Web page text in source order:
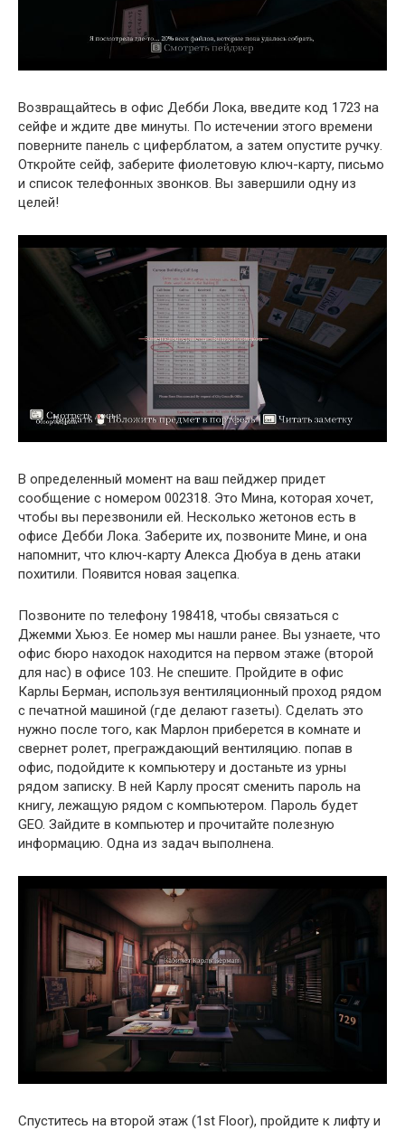
Возвращайтесь в офис Дебби Лока, введите код 1723 на
сейфе и ждите две минуты. По истечении этого времени
поверните панель с циферблатом, а затем опустите ручку.
Откройте сейф, заберите фиолетовую ключ-карту, письмо
и список телефонных звонков. Вы завершили одну из
целей!
В определенный момент на ваш пейджер придет
сообщение с номером 002318. Это Мина, которая хочет,
чтобы вы перезвонили ей. Несколько жетонов есть в
офисе Дебби Лока. Заберите их, позвоните Мине, и она
напомнит, что ключ-карту Алекса Дюбуа в день атаки
похитили. Появится новая зацепка.
Позвоните по телефону 198418, чтобы связаться с
Джемми Хьюз. Ее номер мы нашли ранее. Вы узнаете, что
офис бюро находок находится на первом этаже (второй
для нас) в офисе 103. Не спешите. Пройдите в офис
Карлы Берман, используя вентиляционный проход рядом
с печатной машиной (где делают газеты). Сделать это
нужно после того, как Марлон приберется в комнате и
свернет ролет, преграждающий вентиляцию. попав в
офис, подойдите к компьютеру и достаньте из урны
рядом записку. В ней Карлу просят сменить пароль на
книгу, лежащую рядом с компьютером. Пароль будет
GEO. Зайдите в компьютер и прочитайте полезную
информацию. Одна из задач выполнена.
Спуститесь на второй этаж (1st Floor), пройдите к лифту и